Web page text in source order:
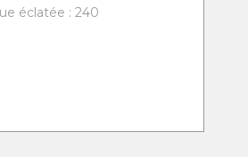
éclatée : 240